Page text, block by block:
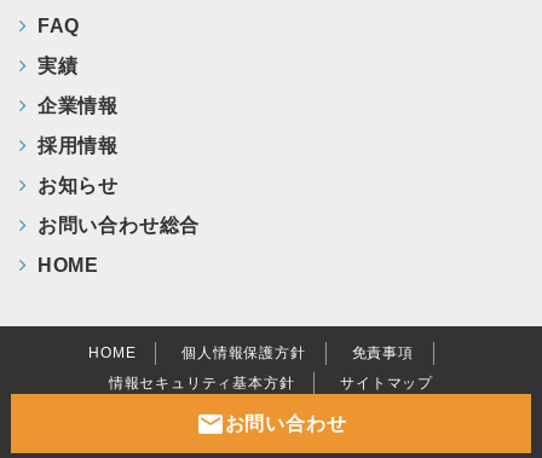
FAQ
実績
企業情報
採用情報
お知らせ
お問い合わせ総合
HOME
HOME 個人情報保護方針
免責事項
情報セキュリティ基本方針
サイトマップ
Copyright (c) SAN-AN Inc. All Rights Reserved
mailお問い合わせ